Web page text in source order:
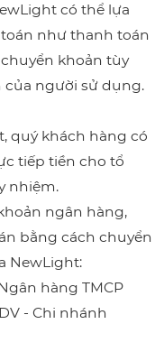
có thể lựa
như thanh toán
khoản tùy
của người sử dụng.
quý khách hàng có
tiếp tiền cho tổ
nhiệm.
ngân hàng,
bằng cách chuyển
NewLight:
hàng TMCP
- Chi nhánh